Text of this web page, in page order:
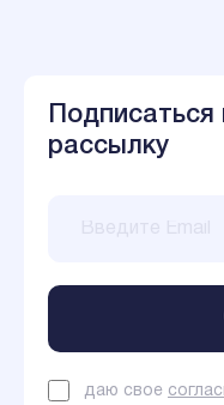
рассылку
даю свое